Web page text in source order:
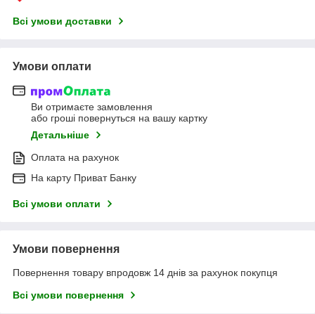
Всі умови доставки
Умови оплати
Ви отримаєте замовлення
або гроші повернуться на вашу картку
Детальніше
Оплата на рахунок
На карту Приват Банку
Всі умови оплати
Умови повернення
Повернення товару впродовж 14 днів за рахунок покупця
Всі умови повернення